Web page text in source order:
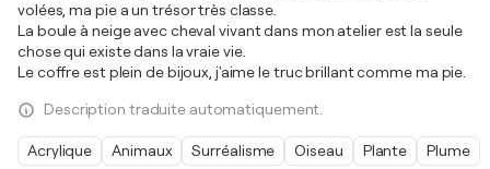
volées, ma pie a un trésor très classe.
La boule à neige avec cheval vivant dans mon atelier est la seule
chose qui existe dans la vraie vie.
Le coffre est plein de bijoux, j'aime le truc brillant comme ma pie.
Description traduite automatiquement.
Acrylique Animaux Surréalisme Oiseau Plante Plume